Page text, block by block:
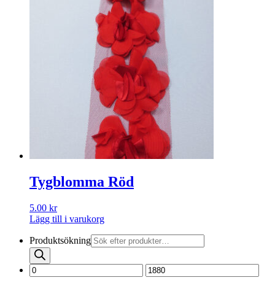
Tygblomma Röd
5.00 kr
Lägg till i varukorg
Produktsökning